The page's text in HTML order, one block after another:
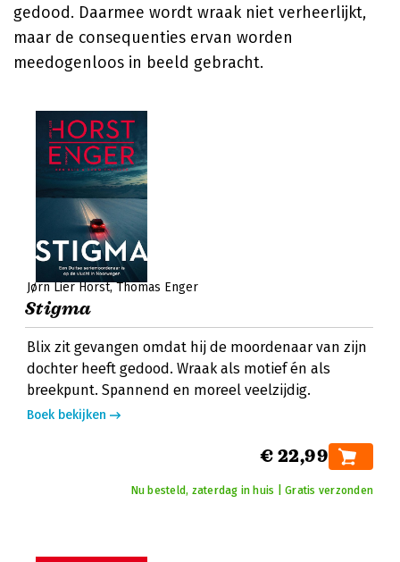
gedood. Daarmee wordt wraak niet verheerlijkt,
maar de consequenties ervan worden
meedogenloos in beeld gebracht.
Jørn Lier Horst Thomas Enger
Stigma
Blix zit gevangen omdat hij de moordenaar van zijn
dochter heeft gedood. Wraak als motief én als
breekpunt. Spannend en moreel veelzijdig.
Boek bekijken
€ 22,99
Nu besteld, zaterdag in huis | Gratis verzonden